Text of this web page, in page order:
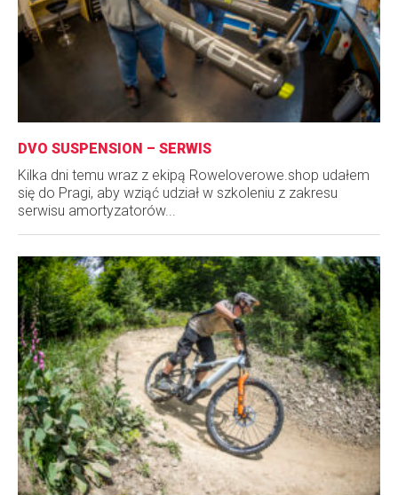
DVO SUSPENSION – SERWIS
Kilka dni temu wraz z ekipą Roweloverowe.shop udałem
się do Pragi, aby wziąć udział w szkoleniu z zakresu
serwisu amortyzatorów...